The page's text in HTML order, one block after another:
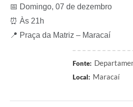
📅 Domingo, 07 de dezembro
⏰ Às 21h
📍 Praça da Matriz – Maracaí
Fonte:
Local: Maracaí